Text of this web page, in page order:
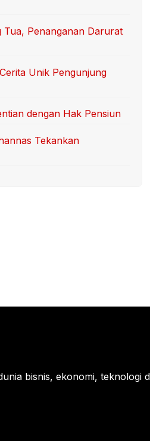
Penanganan Darurat
Unik Pengunjung
dengan Hak Pensiun
Tekankan
bisnis, ekonomi, teknologi